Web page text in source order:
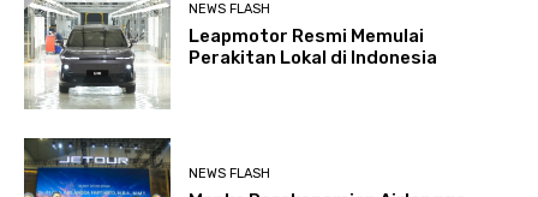
NEWS FLASH
Leapmotor Resmi Memulai
Perakitan Lokal di Indonesia
NEWS FLASH